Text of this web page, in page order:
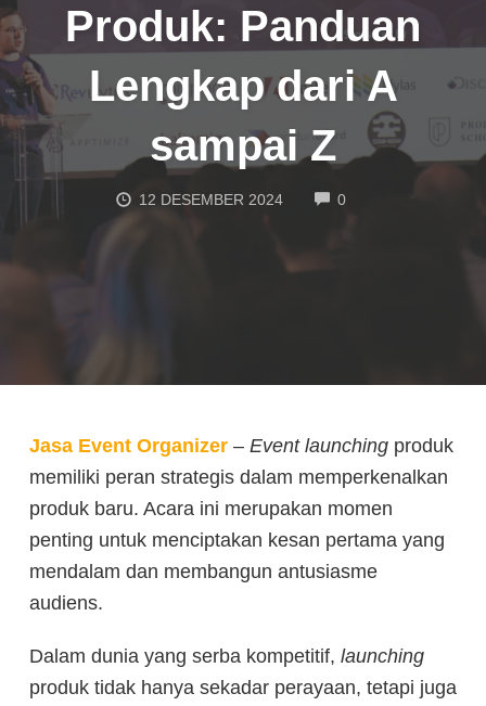
Produk: Panduan
Lengkap dari A
sampai Z
12 DESEMBER 2024 0COMMENTS
Jasa Event Organizer – Event launching produk
memiliki peran strategis dalam memperkenalkan
produk baru. Acara ini merupakan momen
penting untuk menciptakan kesan pertama yang
mendalam dan membangun antusiasme
audiens.
Dalam dunia yang serba kompetitif, launching
produk tidak hanya sekadar perayaan, tetapi juga